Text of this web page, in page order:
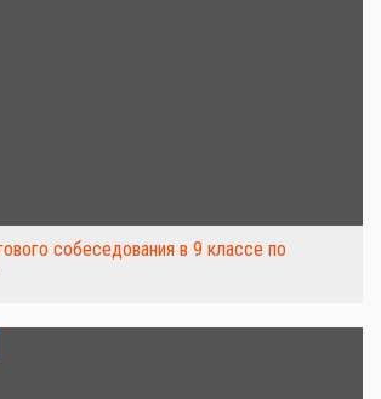
собеседования в 9 классе по